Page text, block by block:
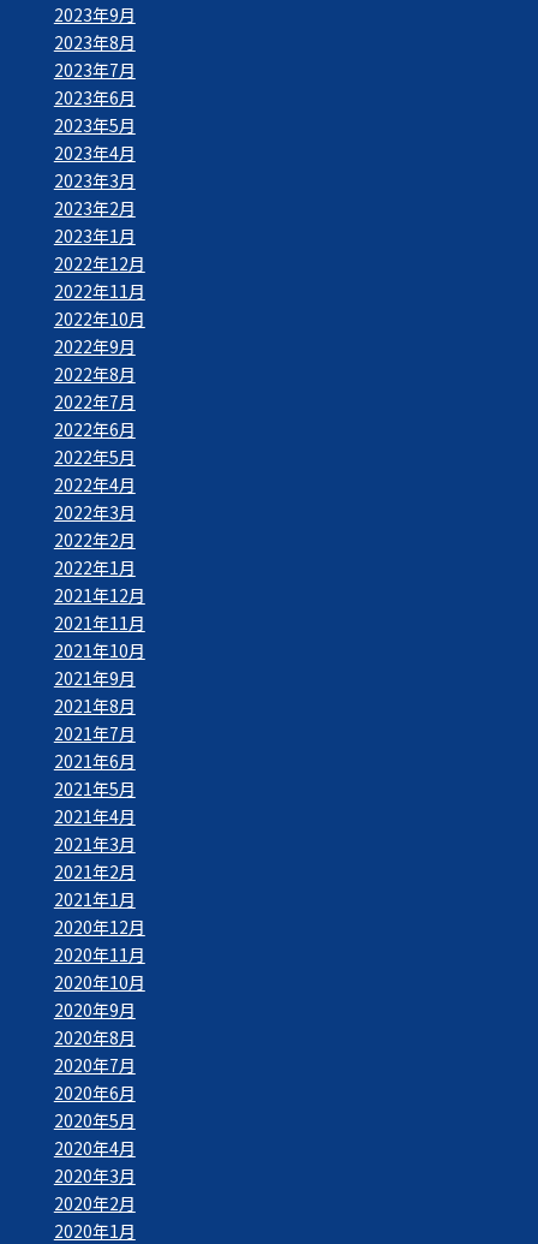
2023年9月
2023年8月
2023年7月
2023年6月
2023年5月
2023年4月
2023年3月
2023年2月
2023年1月
2022年12月
2022年11月
2022年10月
2022年9月
2022年8月
2022年7月
2022年6月
2022年5月
2022年4月
2022年3月
2022年2月
2022年1月
2021年12月
2021年11月
2021年10月
2021年9月
2021年8月
2021年7月
2021年6月
2021年5月
2021年4月
2021年3月
2021年2月
2021年1月
2020年12月
2020年11月
2020年10月
2020年9月
2020年8月
2020年7月
2020年6月
2020年5月
2020年4月
2020年3月
2020年2月
2020年1月